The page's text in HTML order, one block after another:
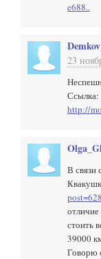
e688..
23
Ссылка:
http://
В связи
стоить
39000
Говорю